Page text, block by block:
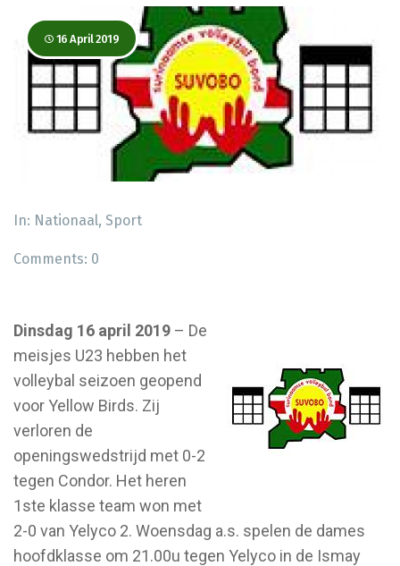
16 April 2019
In: Nationaal, Sport
Comments: 0
Dinsdag 16 april 2019 – De
meisjes U23 hebben het
volleybal seizoen geopend
voor Yellow Birds. Zij
verloren de
openingswedstrijd met 0-2
tegen Condor. Het heren
1ste klasse team won met
2-0 van Yelyco 2. Woensdag a.s. spelen de dames
hoofdklasse om 21.00u tegen Yelyco in de Ismay